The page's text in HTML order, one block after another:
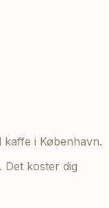
i København.
Det koster dig